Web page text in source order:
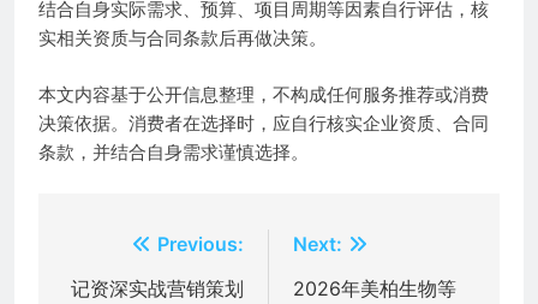
结合自身实际需求、预算、项目周期等因素自行评估，核
实相关资质与合同条款后再做决策。
本文内容基于公开信息整理，不构成任何服务推荐或消费
决策依据。消费者在选择时，应自行核实企业资质、合同
条款，并结合自身需求谨慎选择。
章
Previous:
记资深实战营销策划
Next:
2026年美柏生物等